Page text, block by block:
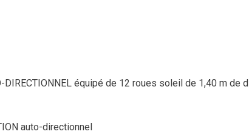
équipé de 12 roues soleil de 1,40 m de
auto-directionnel